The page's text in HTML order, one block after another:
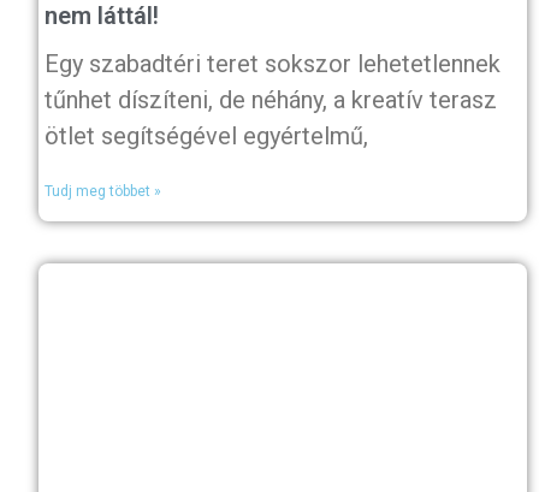
nem láttál!
Egy szabadtéri teret sokszor lehetetlennek
tűnhet díszíteni, de néhány, a kreatív terasz
ötlet segítségével egyértelmű,
Tudj meg többet »